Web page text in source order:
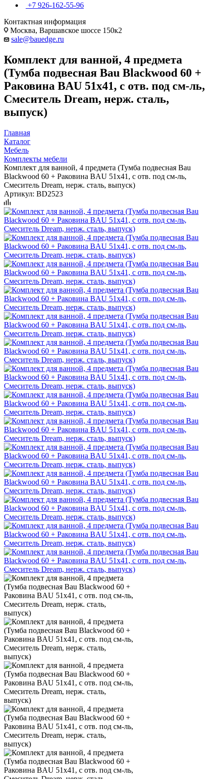
+7 926-162-55-96
Контактная информация
Москва, Варшавское шоссе 150к2
sale@bauedge.ru
Комплект для ванной, 4 предмета
(Тумба подвесная Bau Blackwood 60 +
Раковина BAU 51х41, с отв. под см-ль,
Смеситель Dream, нерж. сталь,
выпуск)
Главная
Каталог
Мебель
Комплекты мебели
Комплект для ванной, 4 предмета (Тумба подвесная Bau
Blackwood 60 + Раковина BAU 51х41, с отв. под см-ль,
Смеситель Dream, нерж. сталь, выпуск)
Артикул: BD2523